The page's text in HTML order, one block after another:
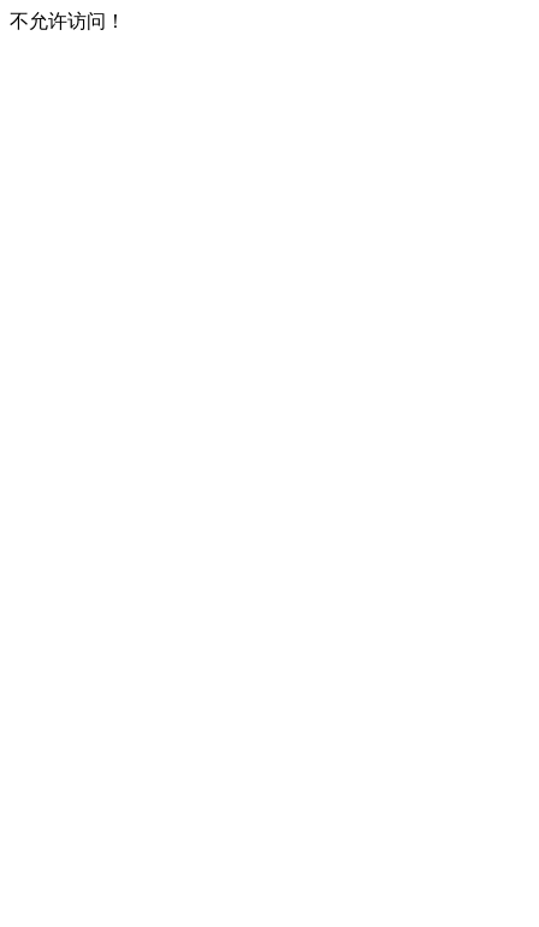
不允许访问！